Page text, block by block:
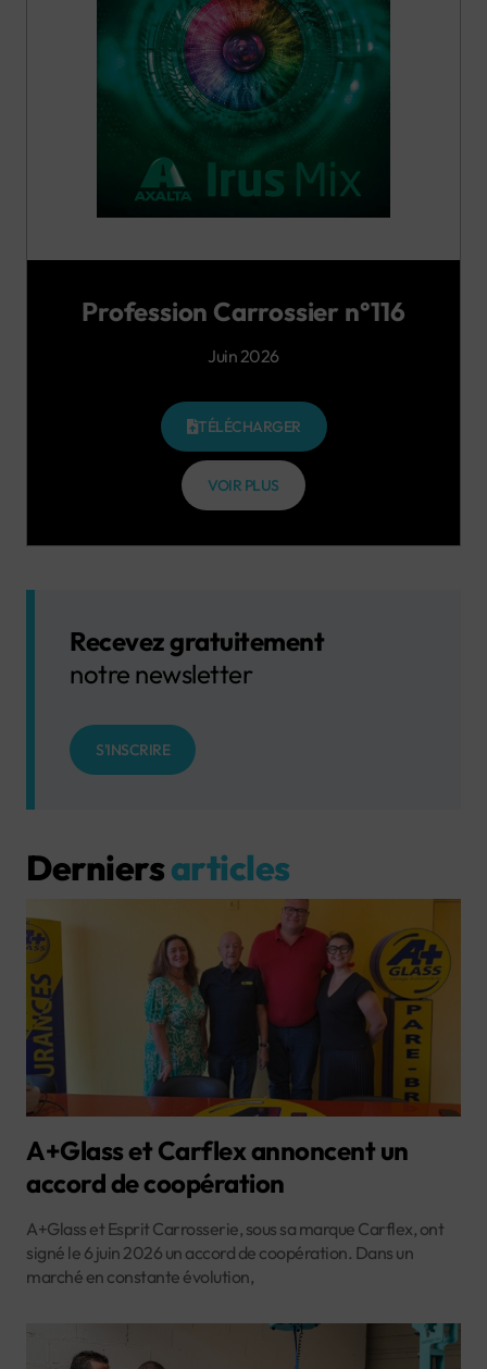
Profession Carrossier n°116
Juin 2026
TÉLÉCHARGER
VOIR PLUS
Recevez gratuitement
notre newsletter
S'INSCRIRE
Derniersarticles
A+Glass et Carflex annoncent un
accord de coopération
A+Glass et Esprit Carrosserie, sous sa marque Carflex, ont
signé le 6 juin 2026 un accord de coopération. Dans un
marché en constante évolution,